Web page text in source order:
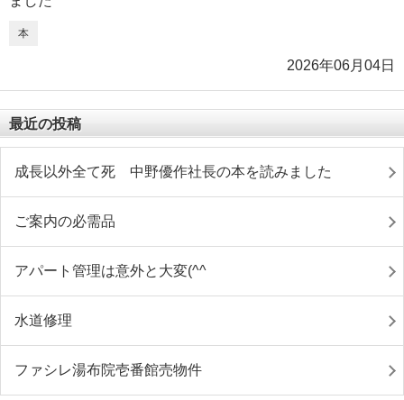
本
2026年06月04日
最近の投稿
成長以外全て死 中野優作社長の本を読みました
ご案内の必需品
アパート管理は意外と大変(^^ゞ
水道修理
ファシレ湯布院壱番館売物件